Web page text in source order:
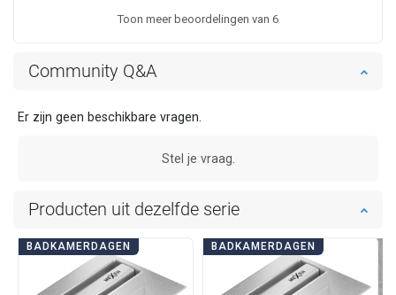
Toon meer beoordelingen van 6
Community Q&A
Er zijn geen beschikbare vragen.
Stel je vraag.
Producten uit dezelfde serie
BADKAMERDAGEN BADKAMERDAGEN